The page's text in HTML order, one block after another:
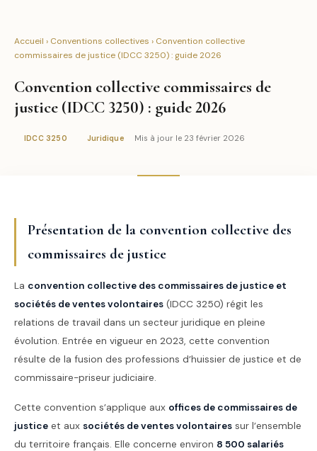
Accueil › Conventions collectives › Convention collective
commissaires de justice (IDCC 3250) : guide 2026
Convention collective commissaires de
justice (IDCC 3250) : guide 2026
IDCC 3250 Juridique Mis à jour le 23 février 2026
Présentation de la convention collective des
commissaires de justice
La convention collective des commissaires de justice et
sociétés de ventes volontaires (IDCC 3250) régit les
relations de travail dans un secteur juridique en pleine
évolution. Entrée en vigueur en 2023, cette convention
résulte de la fusion des professions d’huissier de justice et de
commissaire-priseur judiciaire.
Cette convention s’applique aux offices de commissaires de
justice et aux sociétés de ventes volontaires sur l’ensemble
du territoire français. Elle concerne environ 8 500 salariés